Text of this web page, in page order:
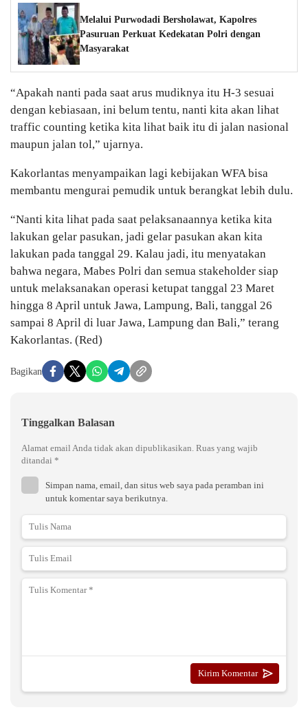
Melalui Purwodadi Bersholawat, Kapolres
Pasuruan Perkuat Kedekatan Polri dengan
Masyarakat
“Apakah nanti pada saat arus mudiknya itu H-3 sesuai
dengan kebiasaan, ini belum tentu, nanti kita akan lihat
traffic counting ketika kita lihat baik itu di jalan nasional
maupun jalan tol,” ujarnya.
Kakorlantas menyampaikan lagi kebijakan WFA bisa
membantu mengurai pemudik untuk berangkat lebih dulu.
“Nanti kita lihat pada saat pelaksanaannya ketika kita
lakukan gelar pasukan, jadi gelar pasukan akan kita
lakukan pada tanggal 29. Kalau jadi, itu menyatakan
bahwa negara, Mabes Polri dan semua stakeholder siap
untuk melaksanakan operasi ketupat tanggal 23 Maret
hingga 8 April untuk Jawa, Lampung, Bali, tanggal 26
sampai 8 April di luar Jawa, Lampung dan Bali,” terang
Kakorlantas. (Red)
Bagikan
Tinggalkan Balasan
Alamat email Anda tidak akan dipublikasikan. Ruas yang wajib
ditandai *
Simpan nama, email, dan situs web saya pada peramban ini
untuk komentar saya berikutnya.